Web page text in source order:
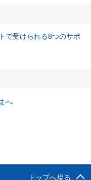
で受けられる8つのサポ
へ
トップへ戻る